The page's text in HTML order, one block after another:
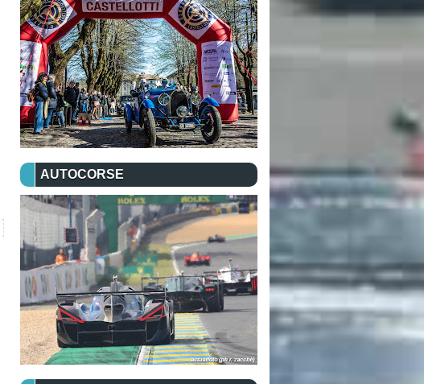
AUTOCORSE